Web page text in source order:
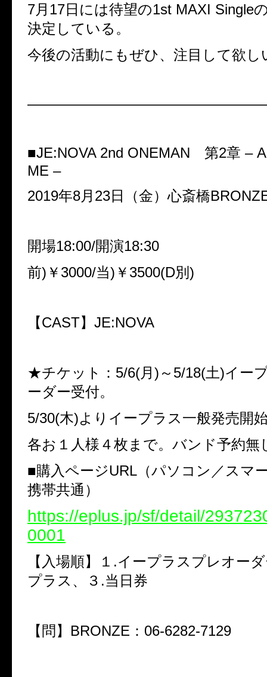
7月17日には待望の1st MAXI Single
決定している。
今後の活動にもぜひ、注目して欲し
■JE:NOVA 2nd ONEMAN 第2章 –
ME –
2019年8月23日（金）心斎橋
開場18:00/開演18:30
前)￥3000/当)￥3500(D別)
【CAST】JE:NOVA
★チケット：5/6(月)～5/18(土)イー
ーダー受付。
5/30(木)よりイープラス一般発売開
各お１人様４枚まで。バンド予約無
■購入ページURL（パソコン／スマ
携帯共通）
https://eplus.jp/sf/detail/
0001
【入場順】１.イープラスプレオー
プラス、３.当日券
【問】BRONZE：06-6282-7129